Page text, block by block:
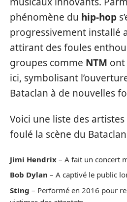
phénomène du hip-hop
progressivement installé
attirant des foules
groupes comme NTM
ici, symbolisant
Bataclan à de nouvelles
Voici une liste des
foulé la scène du
Jimi Hendrix – A fait un concert
Bob Dylan – A captivé le public
Sting – Performé en 2016 pour